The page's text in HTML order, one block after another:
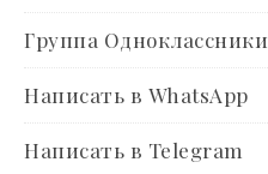
Группа Одноклассники
Написать в WhatsApp
Написать в Telegram